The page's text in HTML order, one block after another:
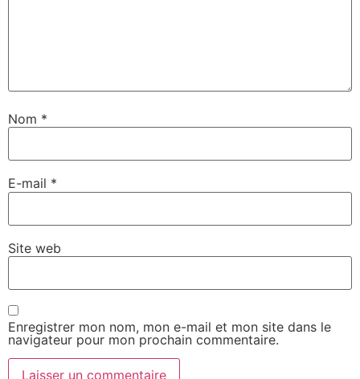
Nom *
E-mail *
Site web
Enregistrer mon nom, mon e-mail et mon site dans le
navigateur pour mon prochain commentaire.